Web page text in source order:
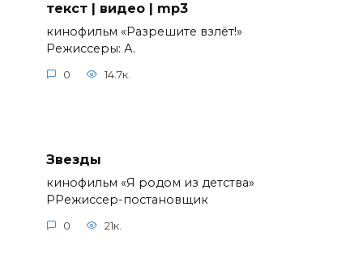
текст | видео | mp3
кинофильм «Разрешите взлёт!»
Режиссеры: А.
0 14.7к.
Звезды
кинофильм «Я родом из детства»
РРежиссер-постановщик
0 21к.